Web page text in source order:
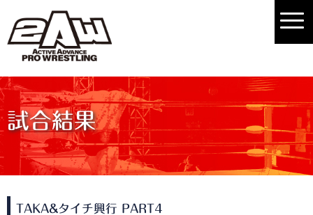
試合結果
TAKA&タイチ興行 PART4